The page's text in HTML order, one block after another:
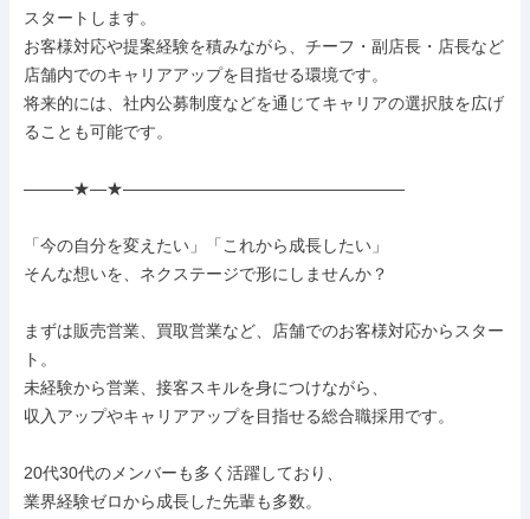
スタートします。
お客様対応や提案経験を積みながら、チーフ・副店長・店長など
店舗内でのキャリアアップを目指せる環境です。
将来的には、社内公募制度などを通じてキャリアの選択肢を広げ
ることも可能です。
―――★―★―――――――――――――――――
「今の自分を変えたい」「これから成長したい」
そんな想いを、ネクステージで形にしませんか？
まずは販売営業、買取営業など、店舗でのお客様対応からスター
ト。
未経験から営業、接客スキルを身につけながら、
収入アップやキャリアアップを目指せる総合職採用です。
20代30代のメンバーも多く活躍しており、
業界経験ゼロから成長した先輩も多数。